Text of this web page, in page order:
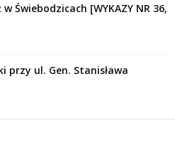
Świebodzicach [WYKAZY NR 36,
przy ul. Gen. Stanisława